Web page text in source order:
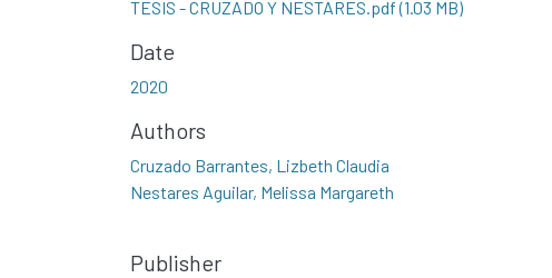
TESIS - CRUZADO Y NESTARES.pdf(1.03 MB)
Date
2020
Authors
Cruzado Barrantes, Lizbeth Claudia
Nestares Aguilar, Melissa Margareth
Publisher